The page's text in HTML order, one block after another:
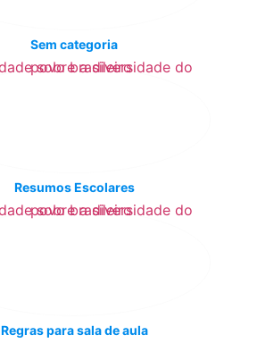
Sem categoria
Resumos Escolares
Regras para sala de aula